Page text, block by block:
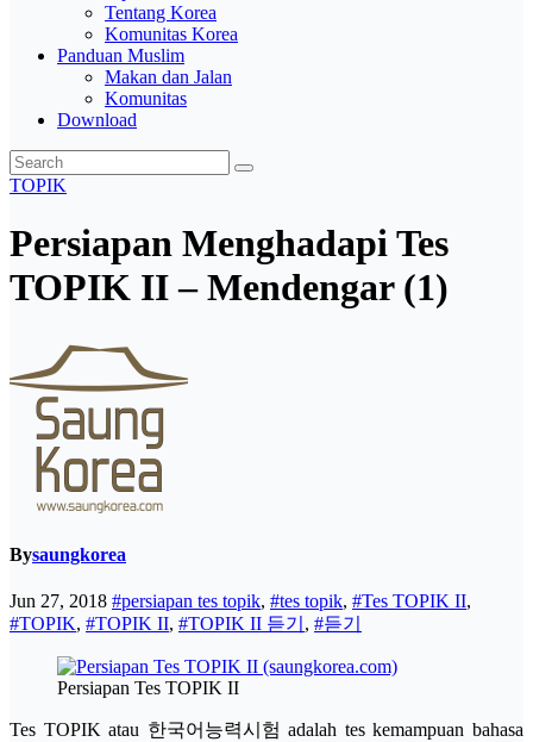
Tentang Korea
Komunitas Korea
Panduan Muslim
Makan dan Jalan
Komunitas
Download
TOPIK
Persiapan Menghadapi Tes
TOPIK II – Mendengar (1)
Bysaungkorea
Jun 27, 2018 #persiapan tes topik, #tes topik, #Tes TOPIK II,
#TOPIK, #TOPIK II, #TOPIK II 듣기 , #듣기
Persiapan Tes TOPIK II
Tes TOPIK atau 한국어능력시험 adalah tes kemampuan bahasa